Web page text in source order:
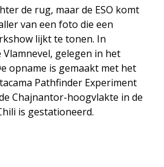
de rug, maar de ESO komt
van een foto die een
lijkt te tonen. In
gelegen in het
opname is gemaakt met het
Pathfinder Experiment
Chajnantor-hoogvlakte in de
is gestationeerd.